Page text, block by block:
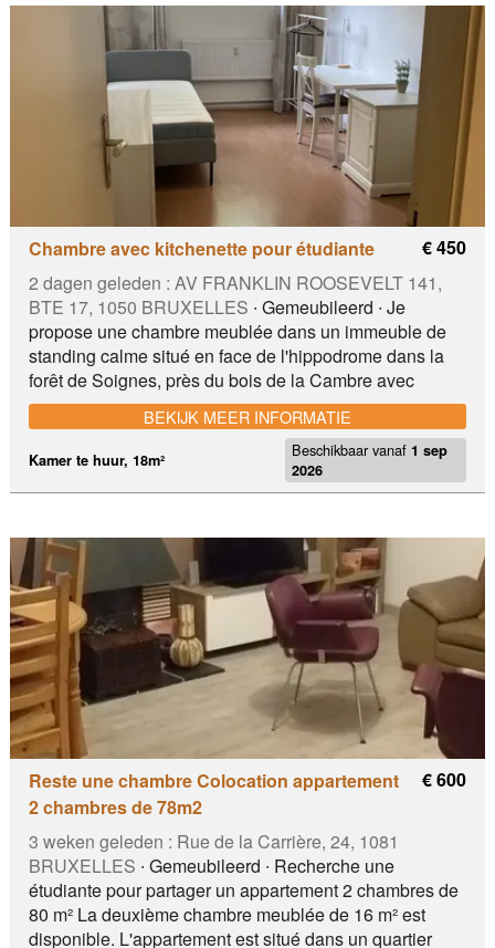
Bus STIB • Metro • Proche de plusieurs grandes
surfaces , Idéal pour étudiants, stagiaires ou jeunes
professionnels. Métro 2 et 6 Tram (25, 65,...) Bus
Chambre avec kitchenette pour étudiante
2 dagen geleden : AV FRANKLIN ROOSEVELT 141,
BTE 17, 1050 BRUXELLES ∙ Gemeubileerd ∙ Je
propose une chambre meublée dans un immeuble de
standing calme situé en face de l'hippodrome dans la
forêt de Soignes, près du bois de la Cambre avec
concierge. 1 lit simple, kitchenette équipée, couverts et
services. Location de préférence pour UNE locataire en
raison du partage des 2 WC et de la douche avec une
autre locataire. Immeuble très sécurisé, passe de
sécurité porte immeuble, porte accès au couloir menant
Local vélo sécurisé. Tram : 25, 8 - gare de Boondael
Train : S19, S5 - Bus : 41, 95, 366 - Métro : 5 Bois de La
Cambre, Forêt de Soignes, Golf de Drohme Delhaise
avec bpost à 2 mn, 2 restaurants sur l'hippodrome
Kamer te huur, 18m² Beschikbaar vanaf1 sep
2026
€ 450
BEKIJK MEER INFORMATIE
Reste une chambre Colocation appartement
2 chambres de 78m2
3 weken geleden : Rue de la Carrière, 24, 1081
BRUXELLES ∙ Gemeubileerd ∙ Recherche une
étudiante pour partager un appartement 2 chambres de
80 m² La deuxième chambre meublée de 16 m² est
disponible. L'appartement est situé dans un quartier
€ 600